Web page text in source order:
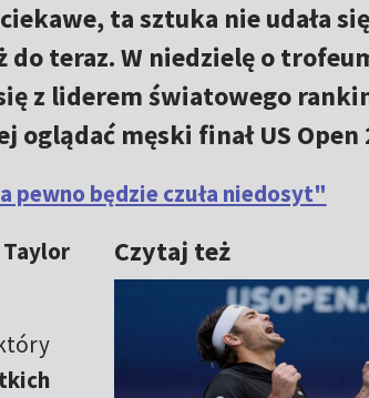
ta sztuka nie udała się
do teraz. W niedzielę o
z liderem światowego
oglądać męski finał US Open
pewno będzie czuła niedosyt"
Czytaj też
Taylor